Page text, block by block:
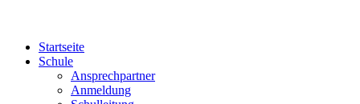
Startseite
Schule
Ansprechpartner
Anmeldung